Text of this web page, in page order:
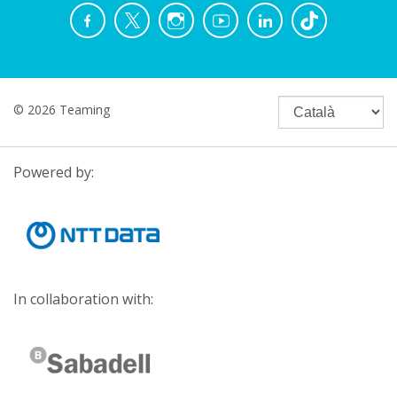
© 2026 Teaming
Powered by:
In collaboration with: